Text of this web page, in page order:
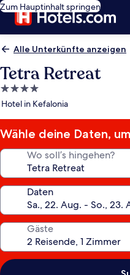
Zum Hauptinhalt springen
Alle Unterkünfte anzeigen
Tetra Retreat
4.0-
Sterne-
Hotel in Kefalonia
Wähle deine Daten,
Wo soll’s hingehen?
Daten
Gäste